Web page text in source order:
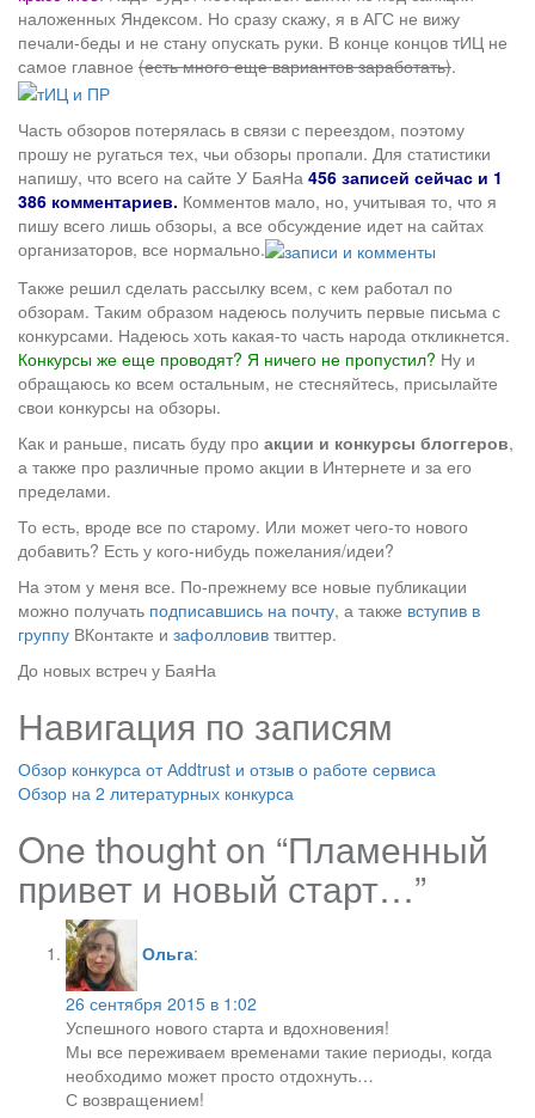
наложенных Яндексом. Но сразу скажу, я в АГС не вижу
печали-беды и не стану опускать руки. В конце концов тИЦ не
самое главное (есть много еще вариантов заработать).
Часть обзоров потерялась в связи с переездом, поэтому
прошу не ругаться тех, чьи обзоры пропали. Для статистики
напишу, что всего на сайте У БаяНа 456 записей сейчас и 1
386 комментариев. Комментов мало, но, учитывая то, что я
пишу всего лишь обзоры, а все обсуждение идет на сайтах
организаторов, все нормально.
Также решил сделать рассылку всем, с кем работал по
обзорам. Таким образом надеюсь получить первые письма с
конкурсами. Надеюсь хоть какая-то часть народа откликнется.
Конкурсы же еще проводят? Я ничего не пропустил? Ну и
обращаюсь ко всем остальным, не стесняйтесь, присылайте
свои конкурсы на обзоры.
Как и раньше, писать буду про акции и конкурсы блоггеров,
а также про различные промо акции в Интернете и за его
пределами.
То есть, вроде все по старому. Или может чего-то нового
добавить? Есть у кого-нибудь пожелания/идеи?
На этом у меня все. По-прежнему все новые публикации
можно получать подписавшись на почту, а также вступив в
группу ВКонтакте и зафолловив твиттер.
До новых встреч у БаяНа
Навигация по записям
Обзор конкурса от Аddtrust и отзыв о работе сервиса
Обзор на 2 литературных конкурса
One thought on “Пламенный
привет и новый старт…”
Ольга:
26 сентября 2015 в 1:02
Успешного нового старта и вдохновения!
Мы все переживаем временами такие периоды, когда
необходимо может просто отдохнуть…
С возвращением!